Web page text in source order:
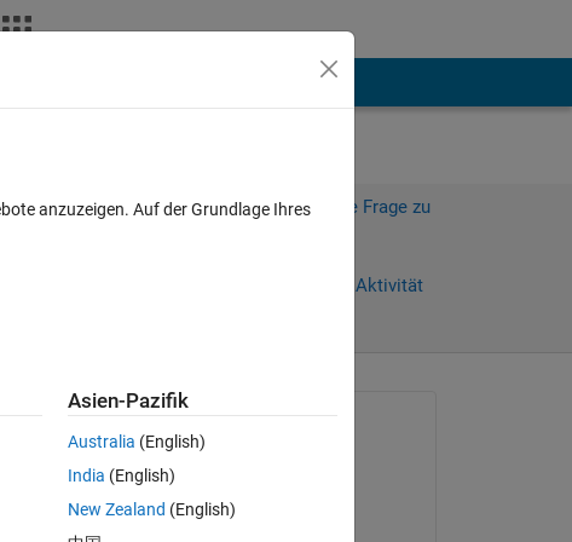
Melden Sie sich an, um diese Frage zu
Anmelden, um Aktivität
am 2 Dez. 2016
anzuzeigen. Auf der Grundlage Ihres
Asien-Pazifik
Australia (English)
India (English)
New Zealand (English)